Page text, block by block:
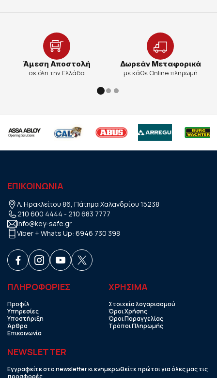
Άμεση Αποστολή
σε όλη την Ελλάδα
Δωρεάν Μεταφορικά
με κάθε Online πληρωμή
ΕΠΙΚΟΙΝΩΝΙΑ
Λ. Ηρακλείτου 86, Πάτημα Χαλανδρίου 15238
210 600 4444 - 210 683 7777
info@key-safe.gr
Viber + Whats Up: 6946 730 398
ΠΛΗΡΟΦΟΡΙΕΣ
Προφίλ
Υπηρεσίες
Υποστήριξη
Άρθρα
Επικοινωνία
ΧΡHΣΙΜΑ
Στοιχεία λογαριασμού
Όροι Χρήσης
Όροι Παραγγελίας
Τρόποι Πληρωμής
NEWSLETTER
Εγγραφείτε στο newsletter κι ενημερωθείτε πρώτοι για όλες μας τις
προσφορές